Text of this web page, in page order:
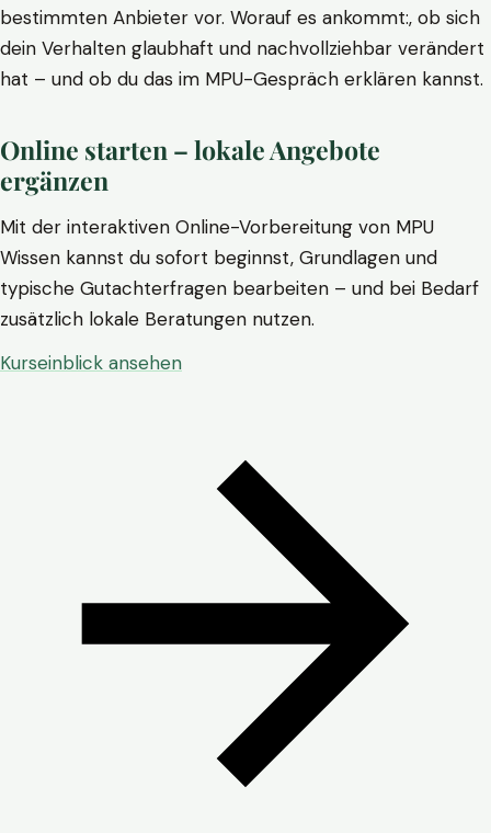
bestimmten Anbieter vor. Worauf es ankommt:, ob sich
dein Verhalten glaubhaft und nachvollziehbar verändert
hat – und ob du das im MPU-Gespräch erklären kannst.
Online starten – lokale Angebote
ergänzen
Mit der interaktiven Online-Vorbereitung von MPU
Wissen kannst du sofort beginnst, Grundlagen und
typische Gutachterfragen bearbeiten – und bei Bedarf
zusätzlich lokale Beratungen nutzen.
Kurseinblick ansehen